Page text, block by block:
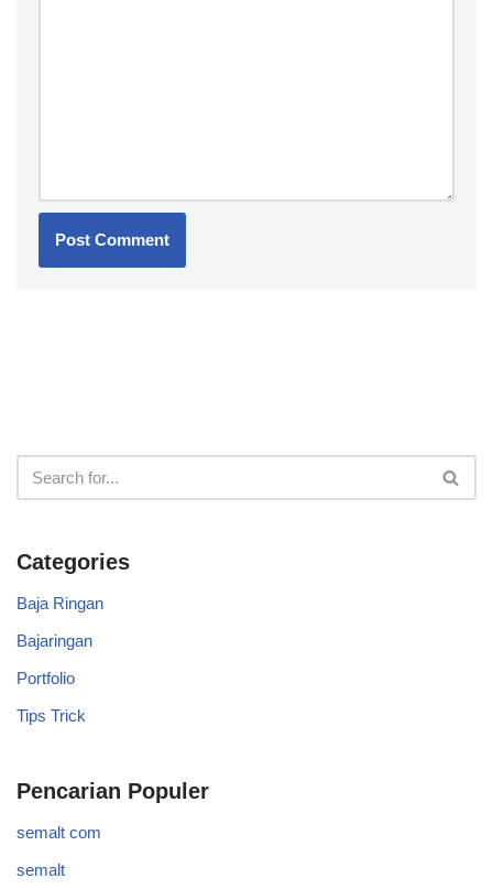
Categories
Baja Ringan
Bajaringan
Portfolio
Tips Trick
Pencarian Populer
semalt com
semalt